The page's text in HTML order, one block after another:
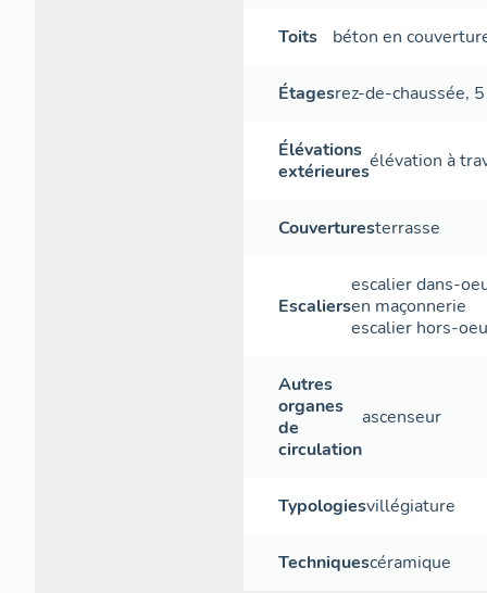
Toits béton en
Étagesrez-de-chaussée,
Élévations
extérieuresélévation à
Couverturesterrasse
Escaliers
escalier dans-
en maçonnerie
escalier hors-
Autres
organes
de
circulation
ascenseur
Typologiesvillégiature
Techniquescéramique